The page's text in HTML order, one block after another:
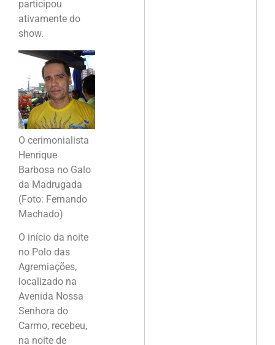
participou
ativamente do
show.
O cerimonialista
Henrique
Barbosa no Galo
da Madrugada
(Foto: Fernando
Machado)
O início da noite
no Polo das
Agremiações,
localizado na
Avenida Nossa
Senhora do
Carmo, recebeu,
na noite de